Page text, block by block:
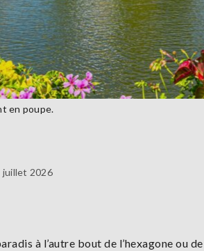
en poupe.
juillet 2026
à l’autre bout de l’hexagone ou